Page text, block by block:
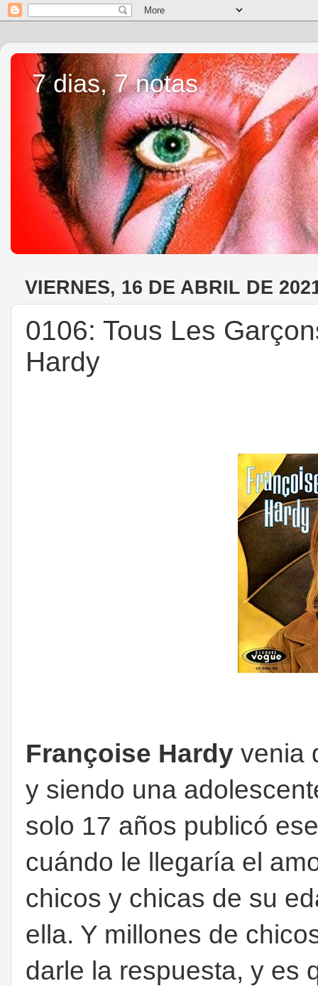
7 dias, 7 notas
VIERNES, 16 DE ABRIL DE
0106: Tous Les
Hardy
Françoise Hardy venia
y siendo una
solo 17 años publicó
cuándo le llegaría el
chicos y chicas de su
ella. Y millones de
darle la respuesta, y es